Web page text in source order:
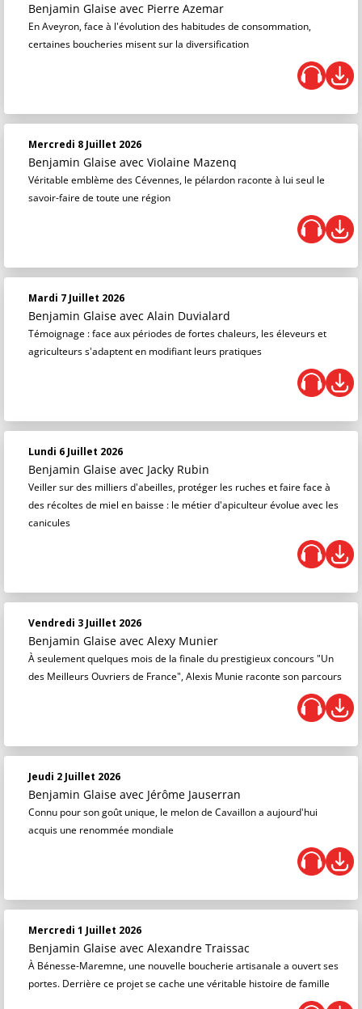
Benjamin Glaise avec Pierre Azemar
En Aveyron, face à l'évolution des habitudes de consommation,
certaines boucheries misent sur la diversification
Mercredi 8 Juillet 2026
Benjamin Glaise avec Violaine Mazenq
Véritable emblème des Cévennes, le pélardon raconte à lui seul le
savoir-faire de toute une région
Mardi 7 Juillet 2026
Benjamin Glaise avec Alain Duvialard
Témoignage : face aux périodes de fortes chaleurs, les éleveurs et
agriculteurs s'adaptent en modifiant leurs pratiques
Lundi 6 Juillet 2026
Benjamin Glaise avec Jacky Rubin
Veiller sur des milliers d'abeilles, protéger les ruches et faire face à
des récoltes de miel en baisse : le métier d'apiculteur évolue avec les
canicules
Vendredi 3 Juillet 2026
Benjamin Glaise avec Alexy Munier
À seulement quelques mois de la finale du prestigieux concours "Un
des Meilleurs Ouvriers de France", Alexis Munie raconte son parcours
Jeudi 2 Juillet 2026
Benjamin Glaise avec Jérôme Jauserran
Connu pour son goût unique, le melon de Cavaillon a aujourd'hui
acquis une renommée mondiale
Mercredi 1 Juillet 2026
Benjamin Glaise avec Alexandre Traissac
À Bénesse-Maremne, une nouvelle boucherie artisanale a ouvert ses
portes. Derrière ce projet se cache une véritable histoire de famille